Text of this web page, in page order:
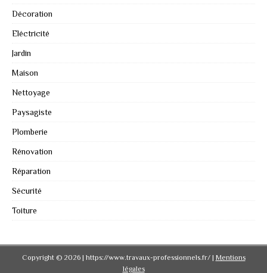
Décoration
Eléctricité
Jardin
Maison
Nettoyage
Paysagiste
Plomberie
Rénovation
Réparation
Sécurité
Toiture
Copyright © 2026 | https://www.travaux-professionnels.fr/ | Mentions
légales